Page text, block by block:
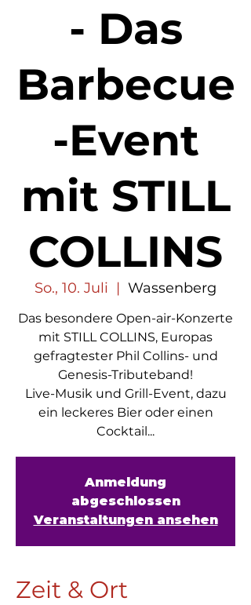
- Das
Barbecue
-Event
mit STILL
COLLINS
So., 10. Juli
  |
Wassenberg
Das besondere Open-air-Konzerte
mit STILL COLLINS, Europas
gefragtester Phil Collins- und
Genesis-Tributeband!
Live-Musik und Grill-Event, dazu
ein leckeres Bier oder einen
Cocktail...
Anmeldung
abgeschlossen
Veranstaltungen ansehen
Zeit & Ort